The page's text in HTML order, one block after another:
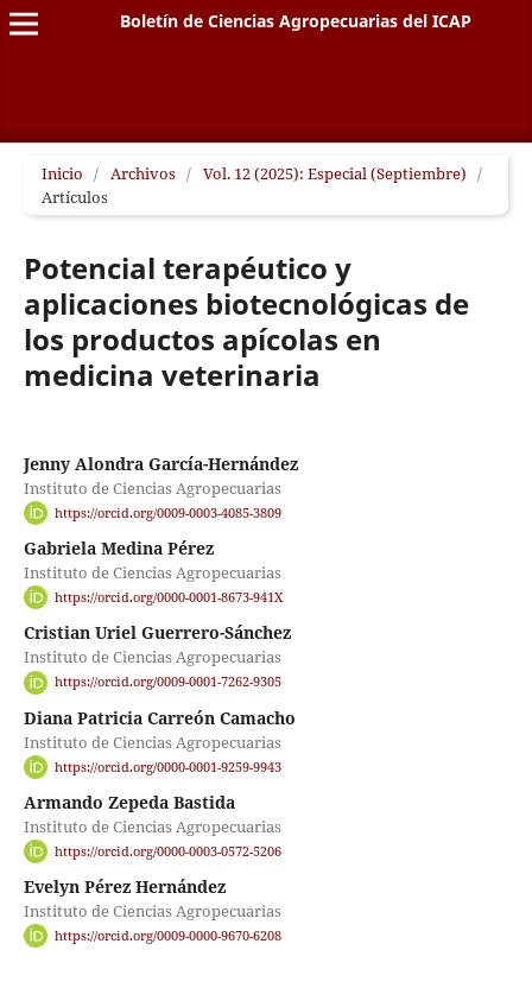
Boletín de Ciencias Agropecuarias del ICAP
Inicio / Archivos / Vol. 12 (2025): Especial (Septiembre) /
Artículos
Potencial terapéutico y
aplicaciones biotecnológicas de
los productos apícolas en
medicina veterinaria
Jenny Alondra García-Hernández
Instituto de Ciencias Agropecuarias
https://orcid.org/0009-0003-4085-3809
Gabriela Medina Pérez
Instituto de Ciencias Agropecuarias
https://orcid.org/0000-0001-8673-941X
Cristian Uriel Guerrero-Sánchez
Instituto de Ciencias Agropecuarias
https://orcid.org/0009-0001-7262-9305
Diana Patricia Carreón Camacho
Instituto de Ciencias Agropecuarias
https://orcid.org/0000-0001-9259-9943
Armando Zepeda Bastida
Instituto de Ciencias Agropecuarias
https://orcid.org/0000-0003-0572-5206
Evelyn Pérez Hernández
Instituto de Ciencias Agropecuarias
https://orcid.org/0009-0000-9670-6208